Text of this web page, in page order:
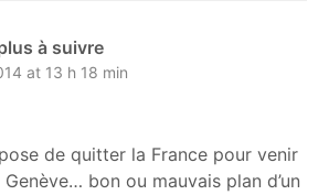
à suivre
at 13 h 18 min
de quitter la France pour venir
bon ou mauvais plan d’un